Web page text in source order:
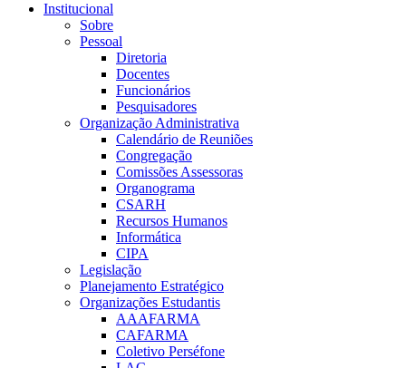
Institucional
Sobre
Pessoal
Diretoria
Docentes
Funcionários
Pesquisadores
Organização Administrativa
Calendário de Reuniões
Congregação
Comissões Assessoras
Organograma
CSARH
Recursos Humanos
Informática
CIPA
Legislação
Planejamento Estratégico
Organizações Estudantis
AAAFARMA
CAFARMA
Coletivo Perséfone